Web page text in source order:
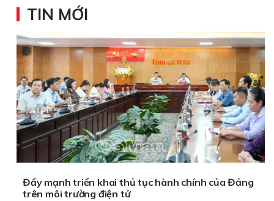
TIN MỚI
Đẩy mạnh triển khai thủ tục hành chính của Đảng
trên môi trường điện tử